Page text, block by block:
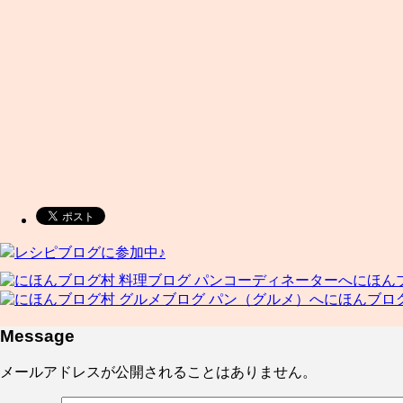
レシピブログに参加中♪
にほん
にほんブロ
Message
メールアドレスが公開されることはありません。